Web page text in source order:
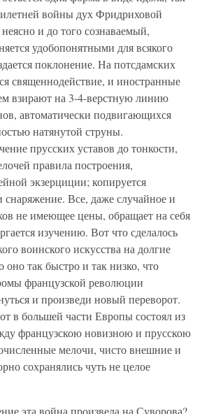
войны дух Фридриховой
и до того сознаваемый,
удобопонятными для всякого
поклонение. На потсдамских
священнодействие, и иностранные
взирают на 3-4-верстную линию
автоматически подвигающихся
натянутой струны.
прусских уставов до тонкости,
правила построения,
экзерциции; копируется
Все, даже случайное и
не имеющее цены, обращает на себя
изучению. Вот что сделалось
воинского искусства на долгие
оно так быстро и так низко, что
французской революции
и произведи новый переворот.
в большей части Европы состоял из
французскою новизною и прусскою
мелочи, чисто внешние и
сохранялись чуть не целое
эта война произвела на Суворова?